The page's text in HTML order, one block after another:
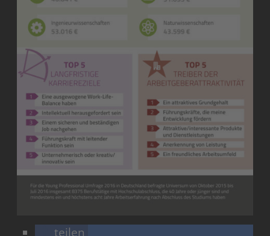
teilen